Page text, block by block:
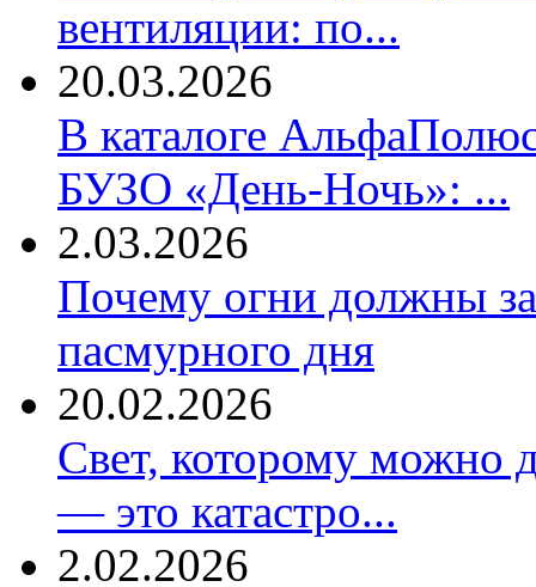
вентиляции: по...
20.03.2026
В каталоге
БУЗО «День-Ночь»: ...
2.03.2026
Почему огни должны
пасмурного дня
20.02.2026
Свет, которому можно
— это катастро...
2.02.2026